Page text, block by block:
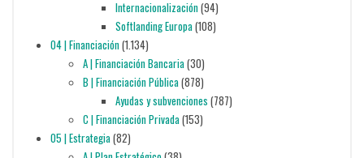
Internacionalización(94)
Softlanding Europa(108)
04 | Financiación(1.134)
A | Financiación Bancaria(30)
B | Financiación Pública(878)
Ayudas y subvenciones (787)
C | Financiación Privada(153)
05 | Estrategia(82)